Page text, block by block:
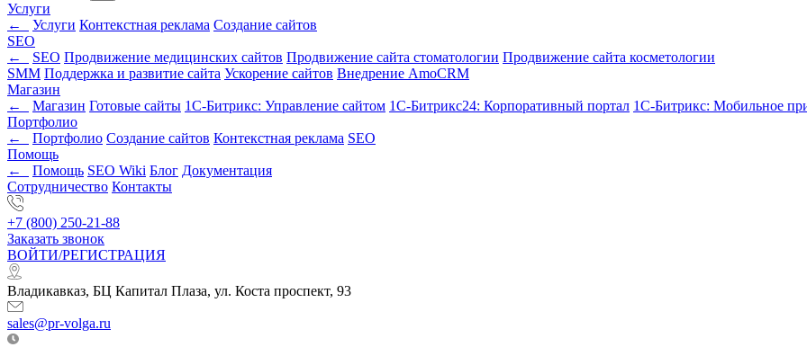
Услуги
←
Услуги Контекстная реклама Создание сайтов
SEO
←
SEO Продвижение медицинских сайтов Продвижение сайта стоматологии Продвижение сайта косметологии
SMM Поддержка и развитие сайта Ускорение сайтов Внедрение AmoCRM
Магазин
←
Магазин Готовые сайты 1С-Битрикс: Управление сайтом 1С-Битрикс24: Корпоративный портал 1С-Битрикс: Мобильное
Портфолио
←
Портфолио Создание сайтов Контекстная реклама SEO
Помощь
←
Помощь SEO Wiki Блог Документация
Сотрудничество Контакты
+7 (800) 250-21-88
Заказать звонок
ВОЙТИ/РЕГИСТРАЦИЯ
Владикавказ, БЦ Капитал Плаза, ул. Коста проспект, 93
sales@pr-volga.ru